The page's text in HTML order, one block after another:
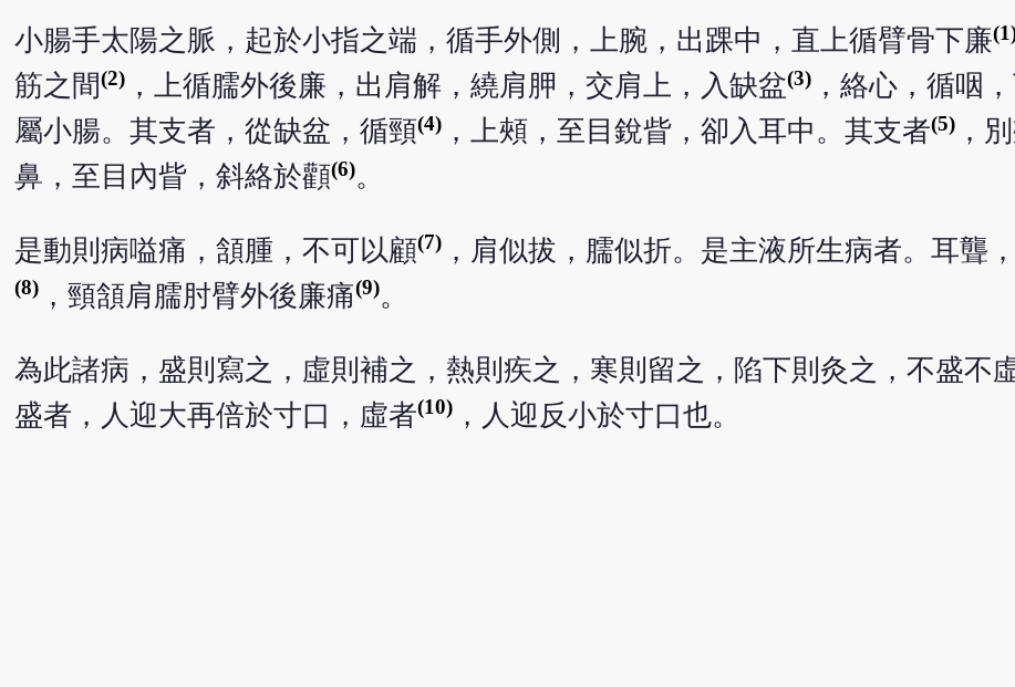
小腸手太陽之脈，起於小指之端，循手外側，上腕，出踝中，直上循臂骨下廉
筋之間(2)，上循臑外後廉，出肩解，繞肩胛，交肩上，入缺盆(3)，絡心，循咽
屬小腸。其支者，從缺盆，循頸(4)，上頰，至目銳眥，卻入耳中。其支者(5)，
鼻，至目內眥，斜絡於顴(6)。
是動則病嗌痛，頷腫，不可以顧(7)，肩似拔，臑似折。是主液所生病者。耳聾
(8)，頸頷肩臑肘臂外後廉痛(9)。
為此諸病，盛則寫之，虛則補之，熱則疾之，寒則留之，陷下則灸之，不盛不
盛者，人迎大再倍於寸口，虛者(10)，人迎反小於寸口也。